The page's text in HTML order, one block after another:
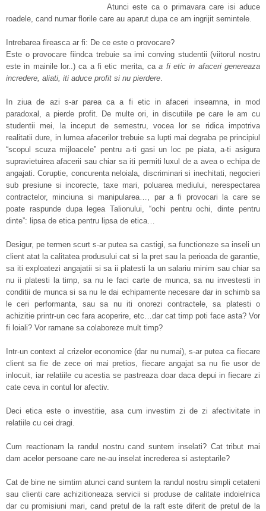
Atunci este ca o primavara care isi aduce
roadele, cand numar florile care au aparut dupa ce am ingrijit semintele.
Intrebarea fireasca ar fi: De ce este o provocare?
Este o provocare fiindca trebuie sa imi conving studentii (viitorul nostru
este in mainile lor..) ca a fi etic merita, caa fi etic in afaceri genereaza
incredere, aliati, iti aduce profit si nu pierdere.
In ziua de azi s-ar parea ca a fi etic in afaceri inseamna, in mod
paradoxal, a pierde profit. De multe ori, in discutiile pe care le am cu
studentii mei, la inceput de semestru, vocea lor se ridica impotriva
realitatii dure, in lumea afacerilor trebuie sa lupti mai degraba pe principiul
“scopul scuza mijloacele” pentru a-ti gasi un loc pe piata, a-ti asigura
supravietuirea afacerii sau chiar sa iti permiti luxul de a avea o echipa de
angajati. Coruptie, concurenta neloiala, discriminari si inechitati, negocieri
sub presiune si incorecte, taxe mari, poluarea mediului, nerespectarea
contractelor, minciuna si manipularea…, par a fi provocari la care se
poate raspunde dupa legea Talionului, “ochi pentru ochi, dinte pentru
dinte”: lipsa de etica pentru lipsa de etica…
Desigur, pe termen scurt s-ar putea sa castigi, sa functioneze sa inseli un
client atat la calitatea produsului cat si la pret sau la perioada de garantie,
sa iti exploatezi angajatii si sa ii platesti la un salariu minim sau chiar sa
nu ii platesti la timp, sa nu le faci carte de munca, sa nu investesti in
conditii de munca si sa nu le dai echipamente necesare dar in schimb sa
le ceri performanta, sau sa nu iti onorezi contractele, sa platesti o
achizitie printr-un cec fara acoperire, etc…dar cat timp poti face asta? Vor
fi loiali? Vor ramane sa colaboreze mult timp?
Intr-un context al crizelor economice (dar nu numai), s-ar putea ca fiecare
client sa fie de zece ori mai pretios, fiecare angajat sa nu fie usor de
inlocuit, iar relatiile cu acestia se pastreaza doar daca depui in fiecare zi
cate ceva in contul lor afectiv.
Deci etica este o investitie, asa cum investim zi de zi afectivitate in
relatiile cu cei dragi.
Cum reactionam la randul nostru cand suntem inselati? Cat tribut mai
dam acelor persoane care ne-au inselat increderea si asteptarile?
Cat de bine ne simtim atunci cand suntem la randul nostru simpli cetateni
sau clienti care achizitioneaza servicii si produse de calitate indoielnica
dar cu promisiuni mari, cand pretul de la raft este diferit de pretul de la